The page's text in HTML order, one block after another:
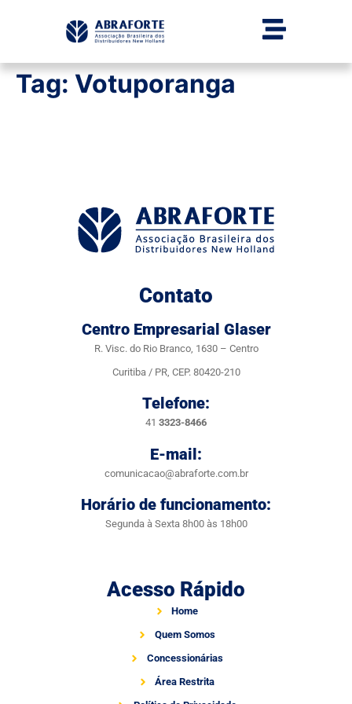
Tag: Votuporanga
Contato
Centro Empresarial Glaser
R. Visc. do Rio Branco, 1630 – Centro
Curitiba / PR, CEP. 80420-210
Telefone:
41 3323-8466
E-mail:
comunicacao@abraforte.com.br
Horário de funcionamento:
Segunda à Sexta 8h00 às 18h00
Acesso Rápido
Home
Quem Somos
Concessionárias
Área Restrita